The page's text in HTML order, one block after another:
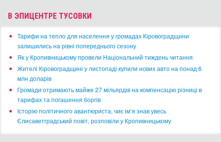
В ЭПИЦЕНТРЕ ТУСОВКИ
​Тарифи на тепло для населення у громадах Кіровоградщини
залишились на рівні попереднього сезону
​Як у Кропивницькому провели Національний тиждень читання
​Жителі Кіровоградщині у листопаді купили нових авто на понад 6
млн доларів
​Громади отримають майже 27 мільярдів на компенсацію різниці в
тарифах та погашення боргів
Історію політичного авантюриста, чиє ім’я знав увесь
Єлисаветградський повіт, розповіли у Кропивницькому